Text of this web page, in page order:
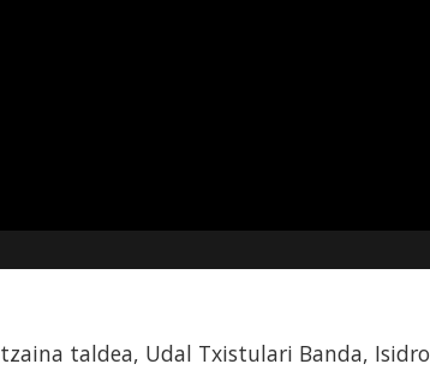
taldea, Udal Txistulari Banda, Isidro